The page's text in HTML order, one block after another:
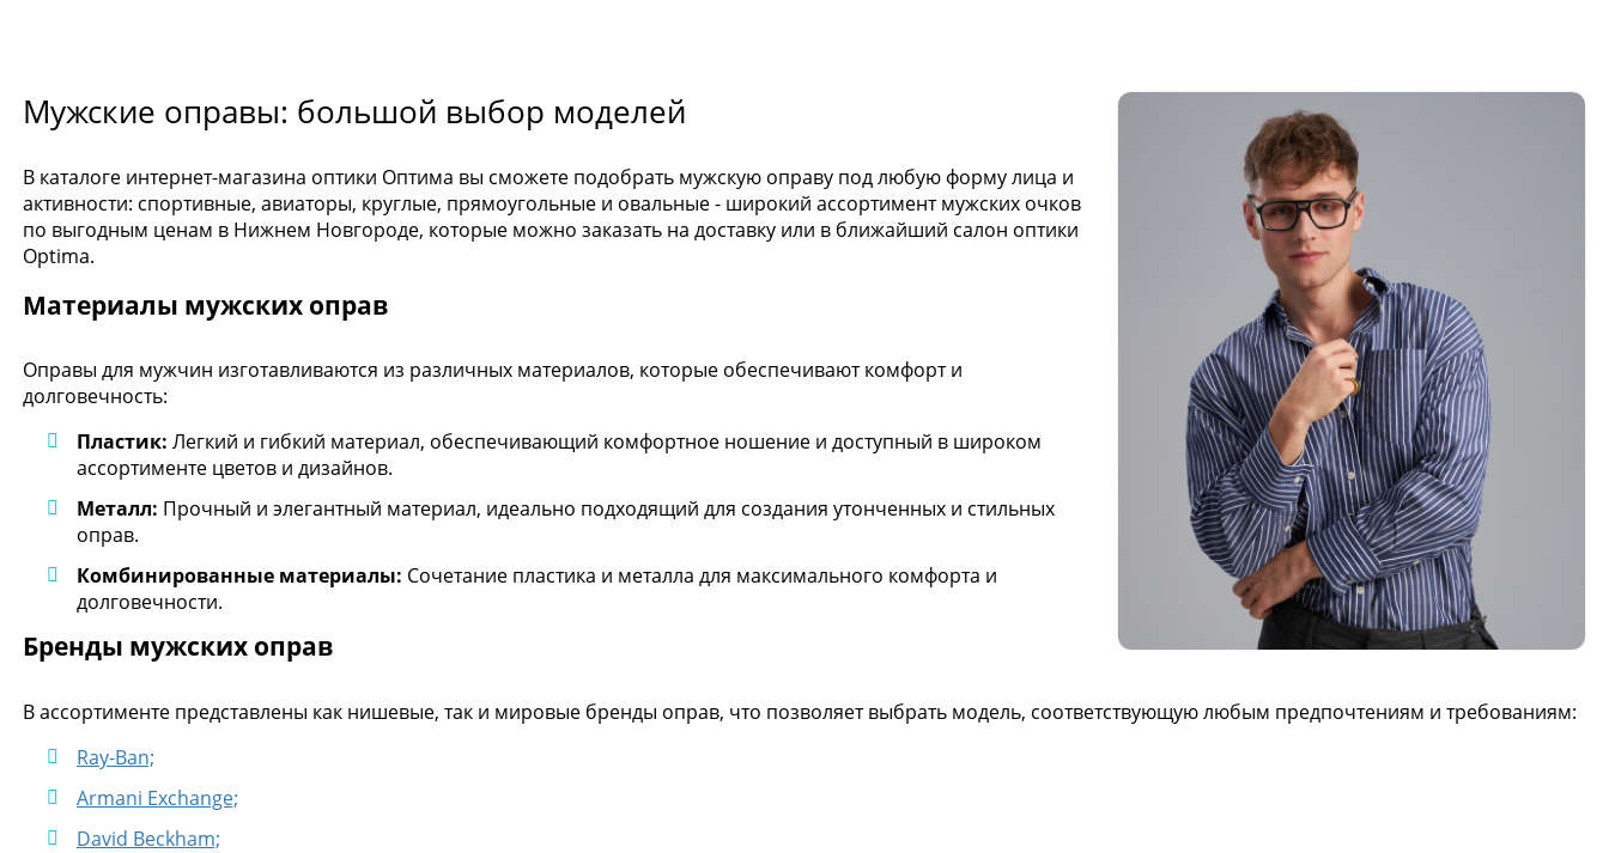
Мужские оправы: большой выбор моделей
В каталоге интернет-магазина оптики Оптима вы сможете подобрать мужскую оправу под любую форму лица и
активности: спортивные, авиаторы, круглые, прямоугольные и овальные - широкий ассортимент мужских очков
по выгодным ценам в Нижнем Новгороде, которые можно заказать на доставку или в ближайший салон оптики
Optima.
Материалы мужских оправ
Оправы для мужчин изготавливаются из различных материалов, которые обеспечивают комфорт и
долговечность:
Пластик: Легкий и гибкий материал, обеспечивающий комфортное ношение и доступный в широком
ассортименте цветов и дизайнов.
Металл: Прочный и элегантный материал, идеально подходящий для создания утонченных и стильных
оправ.
Комбинированные материалы: Сочетание пластика и металла для максимального комфорта и
долговечности.
Бренды мужских оправ
В ассортименте представлены как нишевые, так и мировые бренды оправ, что позволяет выбрать модель, соответствующую любым предпочтениям и требованиям:
Ray-Ban;
Armani Exchange;
David Beckham;